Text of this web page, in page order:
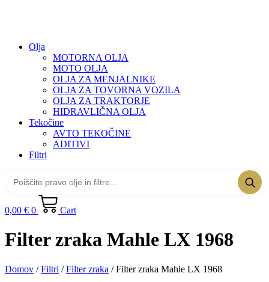
Olja
MOTORNA OLJA
MOTO OLJA
OLJA ZA MENJALNIKE
OLJA ZA TOVORNA VOZILA
OLJA ZA TRAKTORJE
HIDRAVLIČNA OLJA
Tekočine
AVTO TEKOČINE
ADITIVI
Filtri
0,00 € 0 Cart
Filter zraka Mahle LX 1968
Domov /Filtri /Filter zraka / Filter zraka Mahle LX 1968